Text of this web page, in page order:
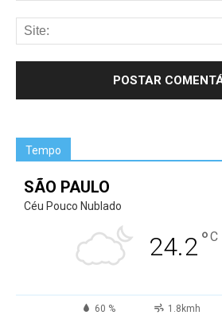
Tempo
SÃO PAULO
Céu Pouco Nublado
24.2°C
60 % 1.8kmh